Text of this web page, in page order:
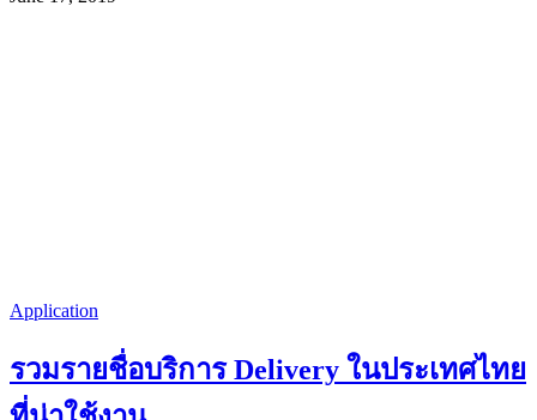
Application
รวมรายชื่อบริการ Delivery ในประเทศไทย